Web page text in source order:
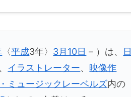
〈平成3年〉 3月10日 – ）は、
日
、 イラストレーター、 映像作
ミュージックレーベルズ内の